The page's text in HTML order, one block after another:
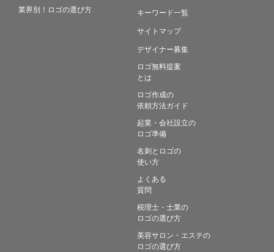
業界別！ロゴの選び方
キーワード一覧
サイトマップ
デザイナー募集
ロゴ無料提案
とは
ロゴ作成の
依頼方法ガイド
起業・会社設立の
ロゴ準備
名刺とロゴの
使い方
よくある
質問
税理士・士業の
ロゴの選び方
美容サロン・エステの
ロゴの選び方